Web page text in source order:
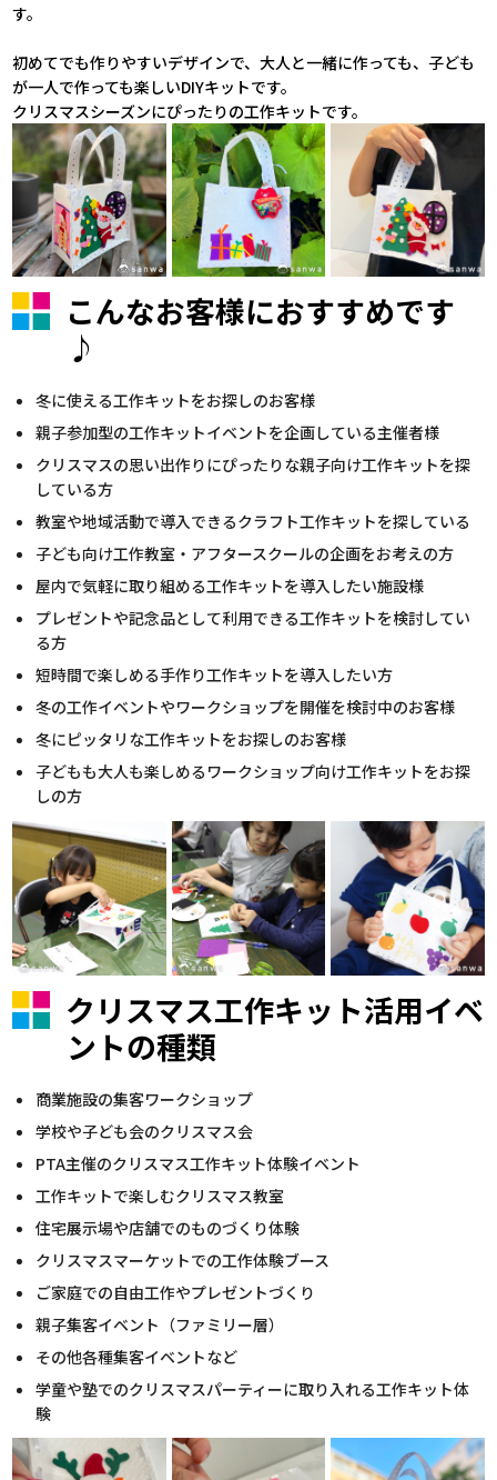
す。
初めてでも作りやすいデザインで、大人と一緒に作っても、子ども
が一人で作っても楽しいDIYキットです。
クリスマスシーズンにぴったりの工作キットです。
こんなお客様におすすめです
♪
冬に使える工作キットをお探しのお客様
親子参加型の工作キットイベントを企画している主催者様
クリスマスの思い出作りにぴったりな親子向け工作キットを探
している方
教室や地域活動で導入できるクラフト工作キットを探している
子ども向け工作教室・アフタースクールの企画をお考えの方
屋内で気軽に取り組める工作キットを導入したい施設様
プレゼントや記念品として利用できる工作キットを検討してい
る方
短時間で楽しめる手作り工作キットを導入したい方
冬の工作イベントやワークショップを開催を検討中のお客様
冬にピッタリな工作キットをお探しのお客様
子どもも大人も楽しめるワークショップ向け工作キットをお探
しの方
クリスマス工作キット活用イベ
ントの種類
商業施設の集客ワークショップ
学校や子ども会のクリスマス会
PTA主催のクリスマス工作キット体験イベント
工作キットで楽しむクリスマス教室
住宅展示場や店舗でのものづくり体験
クリスマスマーケットでの工作体験ブース
ご家庭での自由工作やプレゼントづくり
親子集客イベント（ファミリー層）
その他各種集客イベントなど
学童や塾でのクリスマスパーティーに取り入れる工作キット体
験